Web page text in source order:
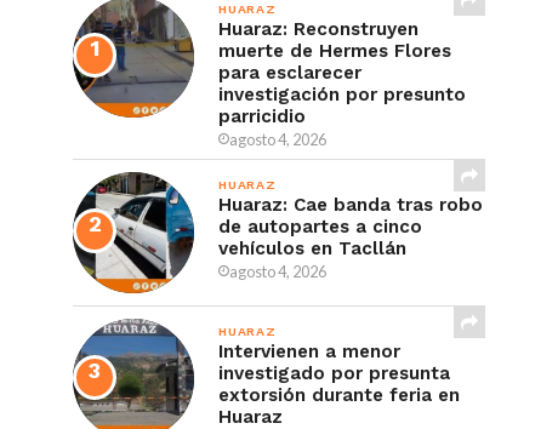
HUARAZ
Huaraz: Reconstruyen
muerte de Hermes Flores
para esclarecer
investigación por presunto
parricidio
agosto 4, 2026
HUARAZ
Huaraz: Cae banda tras robo
de autopartes a cinco
vehículos en Tacllán
agosto 4, 2026
HUARAZ
Intervienen a menor
investigado por presunta
extorsión durante feria en
Huaraz